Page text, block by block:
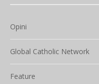
Opini
Global Catholic Network
Feature